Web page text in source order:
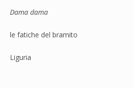
Dama dama
le fatiche del bramito
Liguria